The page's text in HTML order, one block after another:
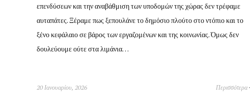
επενδύσεων και την αναβάθμιση των υποδομών της χώρας δεν τρέφαμε
αυταπάτες. Ξέραμε πως ξεπουλάνε το δημόσιο πλούτο στο ντόπιο και το
ξένο κεφάλαιο σε βάρος των εργαζομένων και της κοινωνίας. Όμως δεν
δουλεύουμε ούτε στα λιμάνια…
20 Ιανουαρίου, 2026 Περισσότερα